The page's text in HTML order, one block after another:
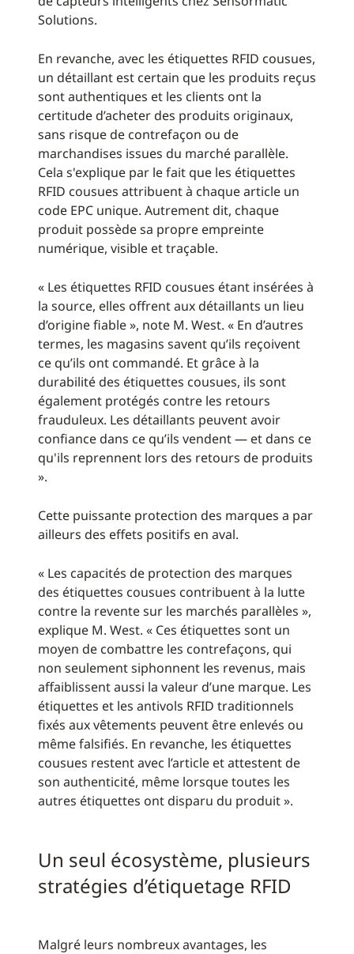
Solutions.
En revanche, avec les étiquettes RFID cousues,
un détaillant est certain que les produits reçus
sont authentiques et les clients ont la
certitude d’acheter des produits originaux,
sans risque de contrefaçon ou de
marchandises issues du marché parallèle.
Cela s'explique par le fait que les étiquettes
RFID cousues attribuent à chaque article un
code EPC unique. Autrement dit, chaque
produit possède sa propre empreinte
numérique, visible et traçable.
« Les étiquettes RFID cousues étant insérées à
la source, elles offrent aux détaillants un lieu
d’origine fiable », note M. West. « En d’autres
termes, les magasins savent qu’ils reçoivent
ce qu’ils ont commandé. Et grâce à la
durabilité des étiquettes cousues, ils sont
également protégés contre les retours
frauduleux. Les détaillants peuvent avoir
confiance dans ce qu’ils vendent — et dans ce
qu'ils reprennent lors des retours de produits
».
Cette puissante protection des marques a par
ailleurs des effets positifs en aval.
« Les capacités de protection des marques
des étiquettes cousues contribuent à la lutte
contre la revente sur les marchés parallèles »,
explique M. West. « Ces étiquettes sont un
moyen de combattre les contrefaçons, qui
non seulement siphonnent les revenus, mais
affaiblissent aussi la valeur d’une marque. Les
étiquettes et les antivols RFID traditionnels
fixés aux vêtements peuvent être enlevés ou
même falsifiés. En revanche, les étiquettes
cousues restent avec l’article et attestent de
son authenticité, même lorsque toutes les
autres étiquettes ont disparu du produit ».
Un seul écosystème, plusieurs
stratégies d’étiquetage RFID
Malgré leurs nombreux avantages, les